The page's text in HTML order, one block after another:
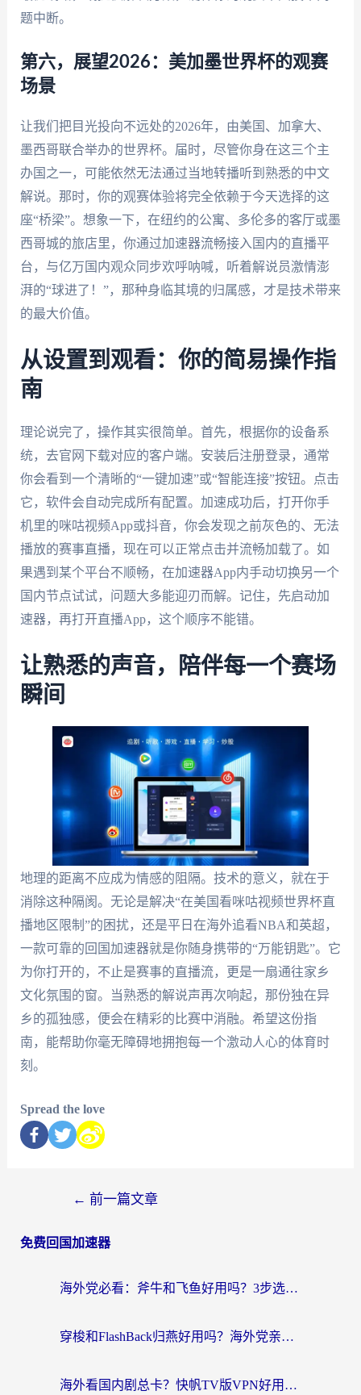
题中断。
第六，展望2026：美加墨世界杯的观赛
场景
让我们把目光投向不远处的2026年，由美国、加拿大、
墨西哥联合举办的世界杯。届时，尽管你身在这三个主
办国之一，可能依然无法通过当地转播听到熟悉的中文
解说。那时，你的观赛体验将完全依赖于今天选择的这
座“桥梁”。想象一下，在纽约的公寓、多伦多的客厅或墨
西哥城的旅店里，你通过加速器流畅接入国内的直播平
台，与亿万国内观众同步欢呼呐喊，听着解说员激情澎
湃的“球进了！”，那种身临其境的归属感，才是技术带来
的最大价值。
从设置到观看：你的简易操作指
南
理论说完了，操作其实很简单。首先，根据你的设备系
统，去官网下载对应的客户端。安装后注册登录，通常
你会看到一个清晰的“一键加速”或“智能连接”按钮。点击
它，软件会自动完成所有配置。加速成功后，打开你手
机里的咪咕视频App或抖音，你会发现之前灰色的、无法
播放的赛事直播，现在可以正常点击并流畅加载了。如
果遇到某个平台不顺畅，在加速器App内手动切换另一个
国内节点试试，问题大多能迎刃而解。记住，先启动加
速器，再打开直播App，这个顺序不能错。
让熟悉的声音，陪伴每一个赛场
瞬间
地理的距离不应成为情感的阻隔。技术的意义，就在于
消除这种隔阂。无论是解决“在美国看咪咕视频世界杯直
播地区限制”的困扰，还是平日在海外追看NBA和英超，
一款可靠的回国加速器就是你随身携带的“万能钥匙”。它
为你打开的，不止是赛事的直播流，更是一扇通往家乡
文化氛围的窗。当熟悉的解说声再次响起，那份独在异
乡的孤独感，便会在精彩的比赛中消融。希望这份指
南，能帮助你毫无障碍地拥抱每一个激动人心的体育时
刻。
Spread the love
← 前一篇文章
免费回国加速器
海外党必看：斧牛和飞鱼好用吗？3步选对回国加速器，无缝刷剧玩国服
穿梭和FlashBack归燕好用吗？海外党亲测3款热门回国加速器，教你选对不踩坑
海外看国内剧总卡？快帆TV版VPN好用吗？和快滚VPN对比哪个回国效果更好？